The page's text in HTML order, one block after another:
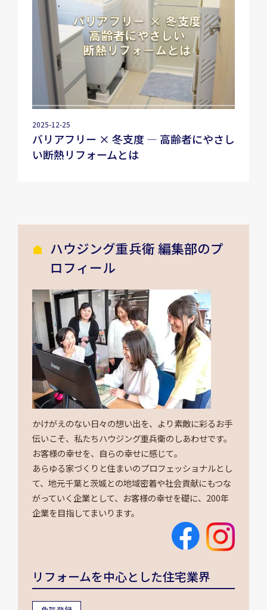
2025-12-25
バリアフリー × 冬支度 — 高齢者にやさし
い断熱リフォームとは
ハウジング重兵衛 編集部のプ
ロフィール
かけがえのない日々の想い出を、より素敵に彩るお手
伝いこそ、私たちハウジング重兵衛のしあわせです。
お客様の幸せを、自らの幸せに感じて。
あらゆる家づくりと住まいのプロフェッショナルとし
て、地元千葉と茨城との地域密着や社会貢献にもつな
がっていく企業として、お客様の幸せを礎に、200年
企業を目指してまいります。
リフォームを中心とした住宅業界